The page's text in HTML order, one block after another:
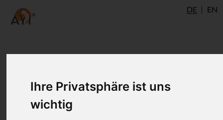
Ihre Privatsphäre ist uns
wichtig
DE EN
Kapitel 1: Ernährung und